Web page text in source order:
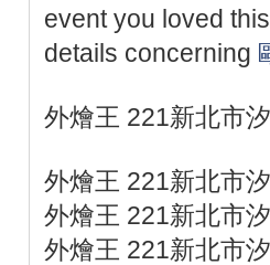
event you loved
details concerning
外燴王 221新北市
外燴王 221新北市
外燴王 221新北市
外燴王 221新北市